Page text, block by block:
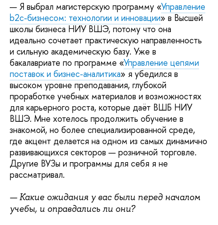
— Я выбрал магистерскую программу «Управление
b2c-бизнесом: технологии и инновации» в Высшей
школы бизнеса НИУ ВШЭ, потому что она
идеально сочетает практическую направленность
и сильную академическую базу. Уже в
бакалавриате по программе «Управление цепями
поставок и бизнес-аналитика» я убедился в
высоком уровне преподавания, глубокой
проработке учебных материалов и возможностях
для карьерного роста, которые даёт ВШБ НИУ
ВШЭ. Мне хотелось продолжить обучение в
знакомой, но более специализированной среде,
где акцент делается на одном из самых динамично
развивающихся секторов — розничной торговле.
Другие ВУЗы и программы для себя я не
рассматривал.
— Какие ожидания у вас были перед началом
учебы, и оправдались ли они?